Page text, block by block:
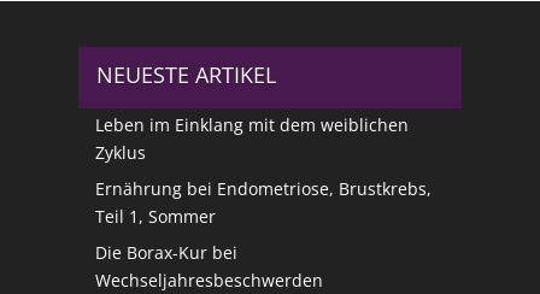
NEUESTE ARTIKEL
Leben im Einklang mit dem weiblichen
Zyklus
Ernährung bei Endometriose, Brustkrebs,
Teil 1, Sommer
Die Borax-Kur bei
Wechseljahresbeschwerden